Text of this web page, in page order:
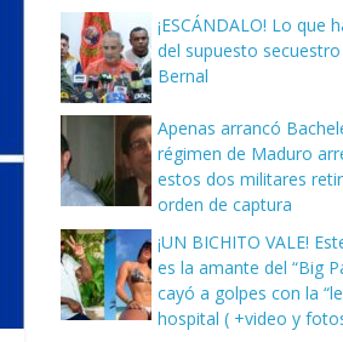
¡ESCÁNDALO! Lo que
del supuesto
Bernal
Apenas arrancó
régimen de Maduro
estos dos militares
orden de captura
¡UN BICHITO VALE!
es la amante del “Big
cayó a golpes con la
hospital ( +video y